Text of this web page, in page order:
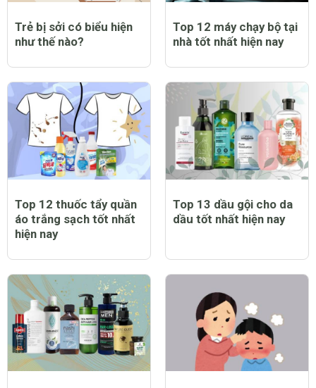
Trẻ bị sởi có biểu hiện
như thế nào?
Top 12 máy chạy bộ tại
nhà tốt nhất hiện nay
Top 12 thuốc tẩy quần
áo trắng sạch tốt nhất
hiện nay
Top 13 dầu gội cho da
dầu tốt nhất hiện nay